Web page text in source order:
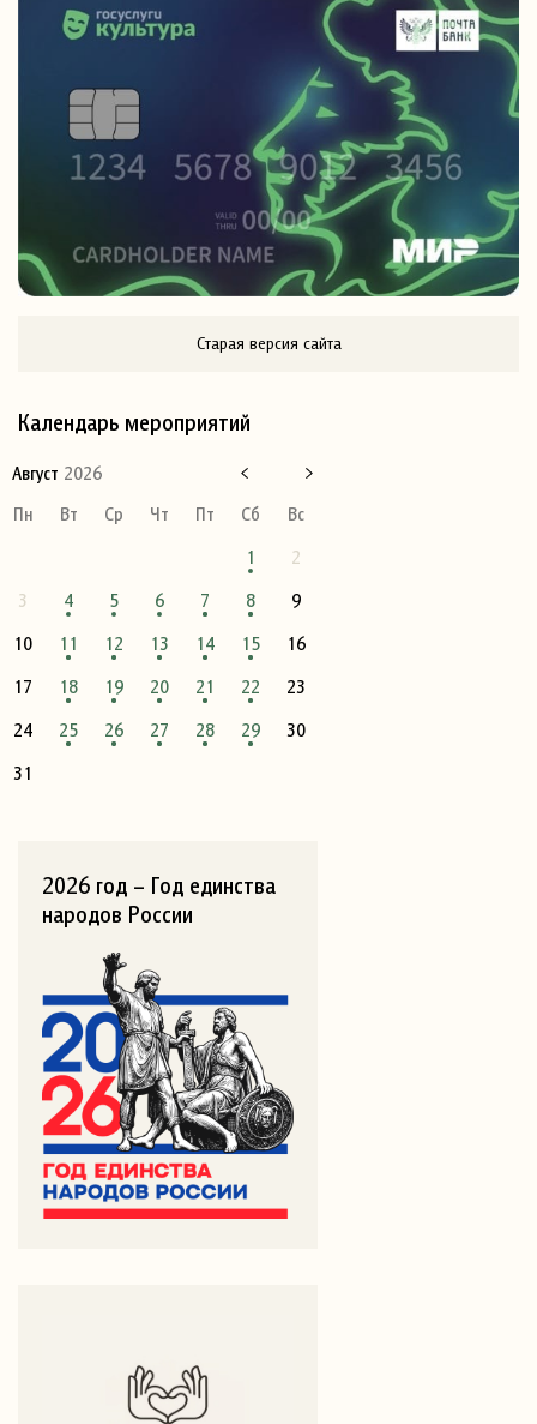
Старая версия сайта
Календарь мероприятий
Август 2026
Пн
Вт Ср Чт Пт Сб
Вс
1
2
3
4 5 6 7 8
9
10
11 12 13 14 15
16
17
18 19 20 21 22
23
24
25 26 27 28 29
30
31
2026 год – Год единства
народов России